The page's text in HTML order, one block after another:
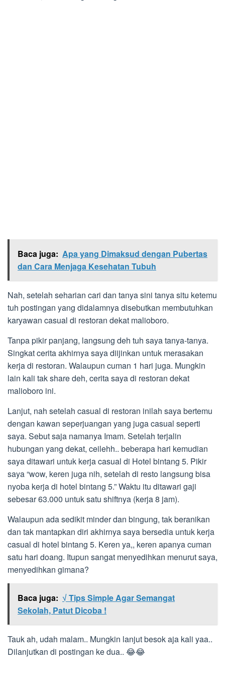
Baca juga: Apa yang Dimaksud dengan Pubertas
dan Cara Menjaga Kesehatan Tubuh
Nah, setelah seharian cari dan tanya sini tanya situ ketemu
tuh postingan yang didalamnya disebutkan membutuhkan
karyawan casual di restoran dekat malioboro.
Tanpa pikir panjang, langsung deh tuh saya tanya-tanya.
Singkat cerita akhirnya saya diijinkan untuk merasakan
kerja di restoran. Walaupun cuman 1 hari juga. Mungkin
lain kali tak share deh, cerita saya di restoran dekat
malioboro ini.
Lanjut, nah setelah casual di restoran inilah saya bertemu
dengan kawan seperjuangan yang juga casual seperti
saya. Sebut saja namanya Imam. Setelah terjalin
hubungan yang dekat, ceilehh.. beberapa hari kemudian
saya ditawari untuk kerja casual di Hotel bintang 5. Pikir
saya “wow, keren juga nih, setelah di resto langsung bisa
nyoba kerja di hotel bintang 5.” Waktu itu ditawari gaji
sebesar 63.000 untuk satu shiftnya (kerja 8 jam).
Walaupun ada sedikit minder dan bingung, tak beranikan
dan tak mantapkan diri akhirnya saya bersedia untuk kerja
casual di hotel bintang 5. Keren ya,, keren apanya cuman
satu hari doang. Itupun sangat menyedihkan menurut saya,
menyedihkan gimana?
Baca juga: √ Tips Simple Agar Semangat
Sekolah, Patut Dicoba !
Tauk ah, udah malam.. Mungkin lanjut besok aja kali yaa..
Dilanjutkan di postingan ke dua.. 😂😂